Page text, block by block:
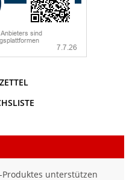
unterstützen